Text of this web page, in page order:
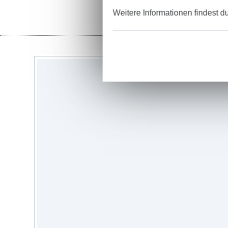
Weitere Informationen findest